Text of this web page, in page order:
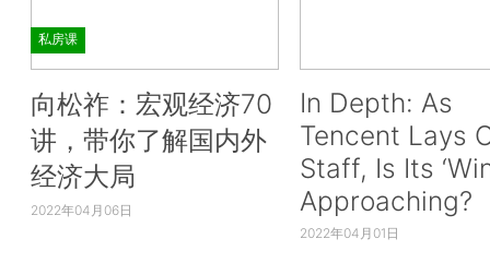
私房课
向松祚：宏观经济70
讲，带你了解国内外
经济大局
2022年04月06日
In Depth: As
Tencent Lays
Staff, Is Its
Approaching?
2022年04月01日